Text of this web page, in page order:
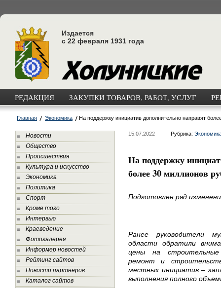
Издается
с 22 февраля 1931 года
РЕДАКЦИЯ ЗАКУПКИ ТОВАРОВ, РАБОТ, УСЛУГ
Главная Экономика На поддержку инициатив дополнительно направят
Новости
Общество
Происшествия
Культура и искусство
Экономика
Политика
Спорт
Кроме того
Интервью
Краеведение
Фотогалерея
Информер новостей
Рейтинг сайтов
Новости партнеров
Каталог сайтов
15.07.2022 Рубрика:
На поддержку
более 30 миллионов
Подготовлен ряд
Ранее руководители
области обратили
цены на
ремонт и
местных инициатив –
выполнения полного